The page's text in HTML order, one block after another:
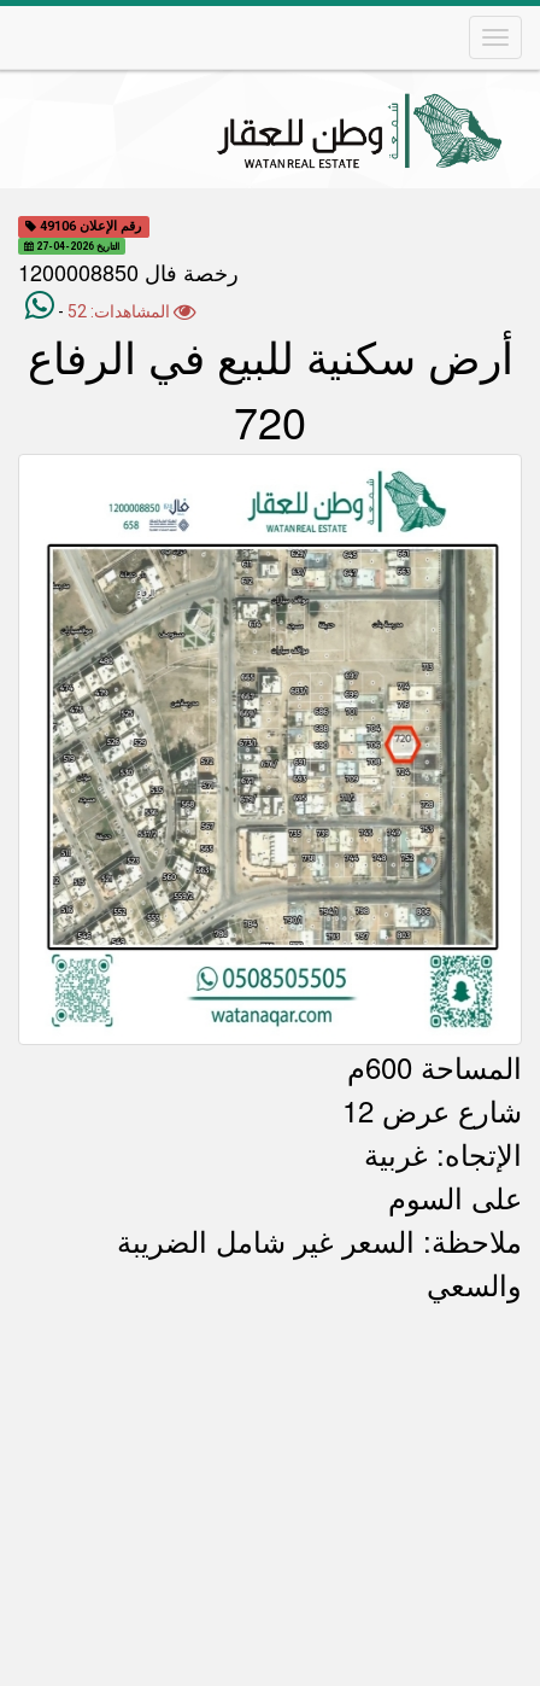
Skip
رقم الإعلان 49106
التاريخ 2026-04-27
رخصة فال 1200008850
-
أرض سكنية للبيع في الرفاع
720
المساحة 600م
شارع عرض 12
الإتجاه: غربية
على السوم
ملاحظاتملاحظة: السعر غير شامل الضريبة
والسعي